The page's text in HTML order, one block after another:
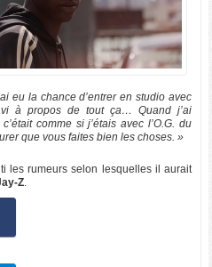
eu la chance d’entrer en studio avec
à propos de tout ça… Quand j’ai
comme si j’étais avec l’O.G. du
que vous faites bien les choses. »
les rumeurs selon lesquelles il aurait
Z.